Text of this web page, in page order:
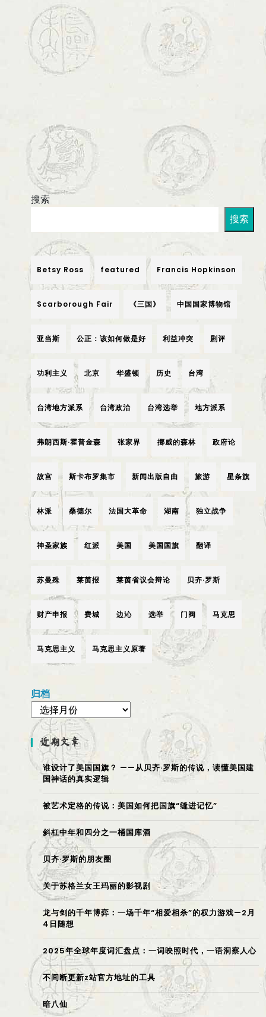
搜索
搜索
Betsy Ross featured Francis Hopkinson
Scarborough Fair 《三国》 中国国家博物馆
亚当斯 公正：该如何做是好 利益冲突 剧评
功利主义 北京 华盛顿 历史 台湾
台湾地方派系 台湾政治 台湾选举 地方派系
弗朗西斯·霍普金森 张家界 挪威的森林 政府论
故宫 斯卡布罗集市 新闻出版自由 旅游 星条旗
林派 桑德尔 法国大革命 湖南 独立战争
神圣家族 红派 美国 美国国旗 翻译
苏曼殊 莱茵报 莱茵省议会辩论 贝齐·罗斯
财产申报 费城 边沁 选举 门阀 马克思
马克思主义 马克思主义原著
归档
近期文章
谁设计了美国国旗？ ——从贝齐·罗斯的传说，读懂美国建
国神话的真实逻辑
被艺术定格的传说：美国如何把国旗“缝进记忆”
斜杠中年和四分之一桶国库酒
贝齐·罗斯的朋友圈
关于苏格兰女王玛丽的影视剧
龙与剑的千年博弈：一场千年“相爱相杀”的权力游戏—2月
4日随想
2025年全球年度词汇盘点：一词映照时代，一语洞察人心
不间断更新z站官方地址的工具
暗八仙